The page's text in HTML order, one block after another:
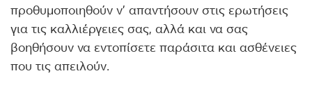
προθυμοποιηθούν ν’ απαντήσουν στις ερωτήσεις
για τις καλλιέργειες σας, αλλά και να σας
βοηθήσουν να εντοπίσετε παράσιτα και ασθένειες
που τις απειλούν.